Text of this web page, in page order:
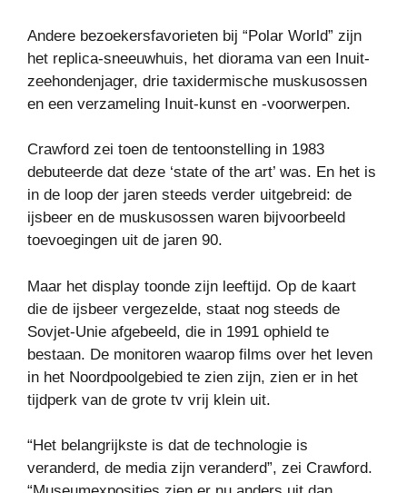
Andere bezoekersfavorieten bij “Polar World” zijn
het replica-sneeuwhuis, het diorama van een Inuit-
zeehondenjager, drie taxidermische muskusossen
en een verzameling Inuit-kunst en -voorwerpen.
Crawford zei toen de tentoonstelling in 1983
debuteerde dat deze ‘state of the art’ was. En het is
in de loop der jaren steeds verder uitgebreid: de
ijsbeer en de muskusossen waren bijvoorbeeld
toevoegingen uit de jaren 90.
Maar het display toonde zijn leeftijd. Op de kaart
die de ijsbeer vergezelde, staat nog steeds de
Sovjet-Unie afgebeeld, die in 1991 ophield te
bestaan. De monitoren waarop films over het leven
in het Noordpoolgebied te zien zijn, zien er in het
tijdperk van de grote tv vrij klein uit.
“Het belangrijkste is dat de technologie is
veranderd, de media zijn veranderd”, zei Crawford.